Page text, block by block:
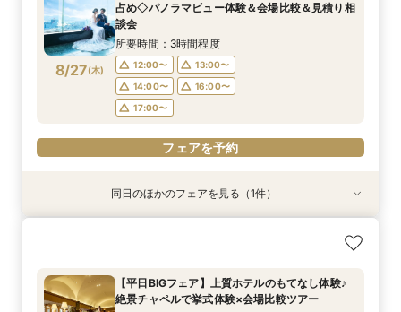
8/27(木)
占め◇パノラマビュー体験＆会場比較＆見積り相
談会
所要時間：3時間程度
12:00〜
13:00〜
14:00〜
16:00〜
17:00〜
フェアを予約
【10名～30名様/少人数婚相談会】専用会場と最
12:00〜
13:00〜
同日のほかのフェアを見る（1件）
【平日BIGフェア】上質ホテルのもてなし体験♪
絶景チャペルで挙式体験×会場比較ツアー